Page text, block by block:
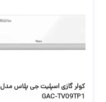
کولر گازی اسپلیت جی پلاس مدل
GAC-TV09TP1